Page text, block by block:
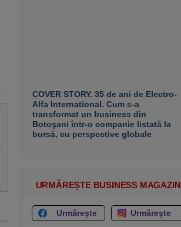
COVER STORY. 35 de ani de Electro-
Alfa International. Cum s-a
transformat un business din
Botoşani într-o companie listată la
bursă, cu perspective globale
URMĂREȘTE BUSINESS MAGAZIN
Urmărește Urmărește